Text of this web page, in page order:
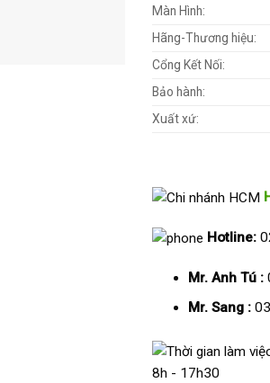
Màn Hình:
Hãng-Thương hiệu:
Cổng Kết Nối:
Bảo hành:
Xuất xứ:
Hotline:
Mr. Anh Tú :
Mr. Sang :
8h - 17h30